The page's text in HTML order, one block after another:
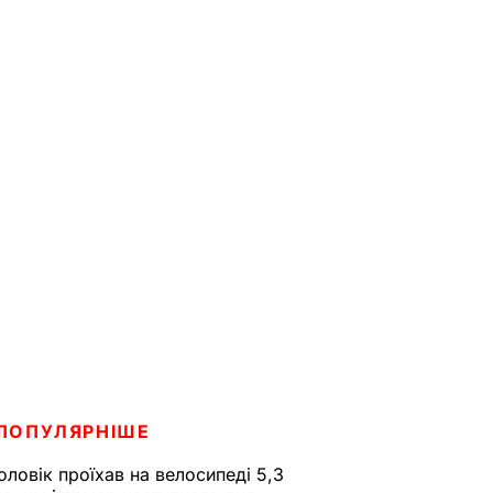
проїхав на велосипеді 5,3